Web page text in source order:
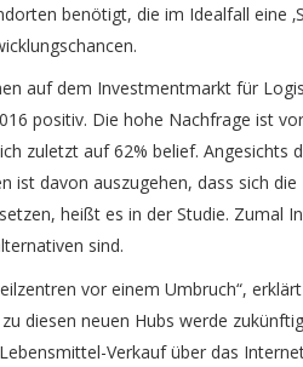
benötigt, die im Idealfall eine
auf dem Investmentmarkt für
positiv. Die hohe Nachfrage ist
zuletzt auf 62% belief. Angesichts
ist davon auszugehen, dass sich die
heißt es in der Studie. Zumal
sind.
vor einem Umbruch“,
diesen neuen Hubs werde
Verkauf über das